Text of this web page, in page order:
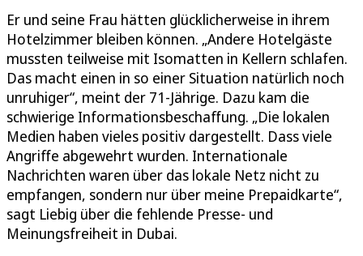
Er und seine Frau hätten glücklicherweise in ihrem
Hotelzimmer bleiben können. „Andere Hotelgäste
mussten teilweise mit Isomatten in Kellern schlafen.
Das macht einen in so einer Situation natürlich noch
unruhiger“, meint der 71-Jährige. Dazu kam die
schwierige Informationsbeschaffung. „Die lokalen
Medien haben vieles positiv dargestellt. Dass viele
Angriffe abgewehrt wurden. Internationale
Nachrichten waren über das lokale Netz nicht zu
empfangen, sondern nur über meine Prepaidkarte“,
sagt Liebig über die fehlende Presse- und
Meinungsfreiheit in Dubai.